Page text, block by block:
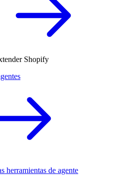
Shopify
herramientas de agente